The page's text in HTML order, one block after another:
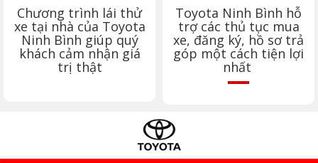
Chương trình lái thử
xe tại nhà của Toyota
Ninh Bình giúp quý
khách cảm nhận giá
trị thật
Toyota Ninh Bình hỗ
trợ các thủ tục mua
xe, đăng ký, hồ sơ trả
góp một cách tiện lợi
nhất